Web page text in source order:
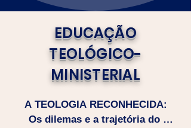
EDUCAÇÃO
TEOLÓGICO-
MINISTERIAL
A TEOLOGIA RECONHECIDA:
Os dilemas e a trajetória do